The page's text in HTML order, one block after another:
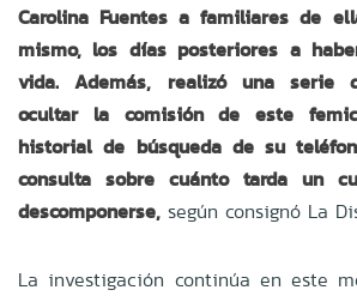
Carolina Fuentes a familiares de
mismo, los días posteriores a
vida. Además, realizó una serie
ocultar la comisión de este
historial de búsqueda de su
consulta sobre cuánto tarda un
descomponerse, según consignó La
La investigación continúa en este